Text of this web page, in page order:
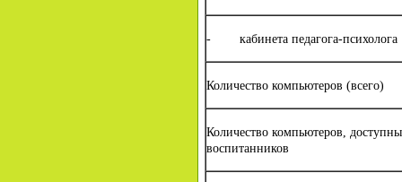
- кабинета педагога-психолога
Количество компьютеров (всего)
Количество компьютеров,
воспитанников